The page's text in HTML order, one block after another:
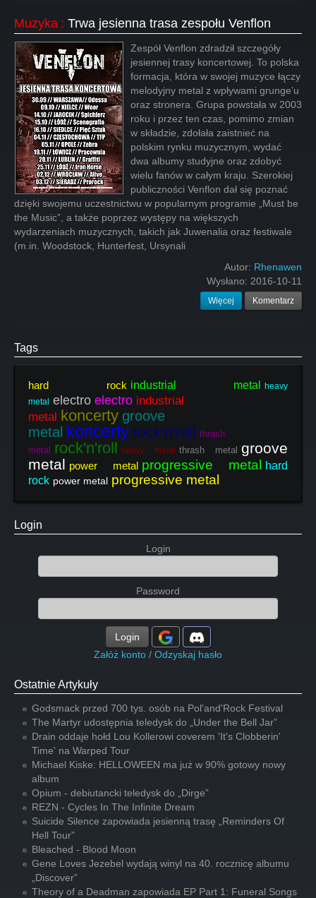
Muzyka : Trwa jesienna trasa zespołu Venflon
Zespół Venflon zdradził szczegóły
jesiennej trasy koncertowej. To polska
formacja, która w swojej muzyce łączy
melodyjny metal z wpływami grunge’u
oraz stronera. Grupa powstała w 2003
roku i przez ten czas, pomimo zmian
w składzie, zdołała zaistnieć na
polskim rynku muzycznym, wydać
dwa albumy studyjne oraz zdobyć
wielu fanów w całym kraju. Szerokiej
publiczności Venflon dał się poznać
dzięki swojemu uczestnictwu w popularnym programie „Must be
the Music”, a także poprzez występy na większych
wydarzeniach muzycznych, takich jak Juwenalia oraz festiwale
(m.in. Woodstock, Hunterfest, Ursynali
Autor: Rhenawen
Wysłano: 2016-10-11
Więcej Komentarz
Tags
hard rock industrial metal
heavy
metal electro electro industrial
metal koncerty groove
metal koncerty rock'n'roll thrash
metal rock'n'roll heavy metal thrash metal groove
metal power metal progressive metal
hard
rock power metal progressive metal
Login
Login
Password
Login
Załóż konto / Odzyskaj hasło
Ostatnie Artykuły
Godsmack przed 700 tys. osób na Pol'and'Rock Festival
The Martyr udostępnia teledysk do „Under the Bell Jar”
Drain oddaje hołd Lou Kollerowi coverem 'It's Clobberin'
Time' na Warped Tour
Michael Kiske: HELLOWEEN ma już w 90% gotowy nowy
album
Opium - debiutancki teledysk do „Dirge”
REZN - Cycles In The Infinite Dream
Suicide Silence zapowiada jesienną trasę „Reminders Of
Hell Tour”
Bleached - Blood Moon
Gene Loves Jezebel wydają winyl na 40. rocznicę albumu
„Discover”
Theory of a Deadman zapowiada EP Part 1: Funeral Songs